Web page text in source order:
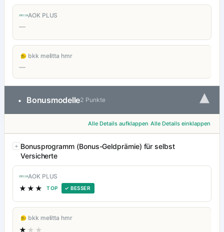
AOK PLUS
—
bkk melitta hmr
—
• Bonusmodelle2 Punkte ▾
Alle Details aufklappen Alle Details einklappen
Bonusprogramm (Bonus-Geldprämie) für selbst
Versicherte
AOK PLUS
★★★ TOP ✓ BESSER
bkk melitta hmr
★ ★★